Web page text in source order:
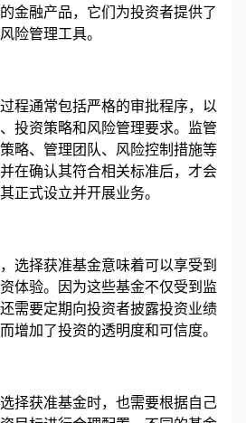
金融产品，它们为投资者提供了
险管理工具。
通常包括严格的审批程序，以
投资策略和风险管理要求。监管
略、管理团队、风险控制措施等
在确认其符合相关标准后，才会
正式设立并开展业务。
择获准基金意味着可以享受到
体验。因为这些基金不仅受到监
需要定期向投资者披露投资业绩
增加了投资的透明度和可信度。
获准基金时，也需要根据自己